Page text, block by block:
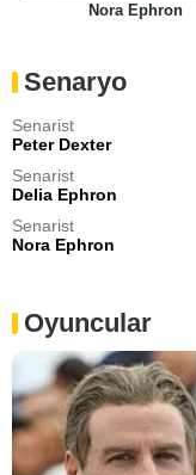
Nora Ephron
Senaryo
Senarist
Peter Dexter
Senarist
Delia Ephron
Senarist
Nora Ephron
Oyuncular